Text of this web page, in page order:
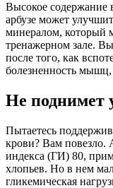
Высокое содержание
арбузе может
минералом, который
тренажерном зале.
после того, как
болезненность мышц,
Не поднимет
Пытаетесь
крови? Вам повезло.
индекса (ГИ) 80,
хлопьев. Но в нем
гликемическая